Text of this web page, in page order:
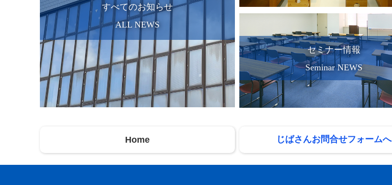
すべてのお知らせ
ALL NEWS
セミナー情報
Seminar NEWS
Home じばさんお問合せフォームへ